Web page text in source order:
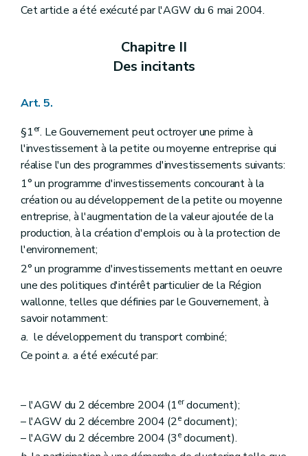
Cet article a été exécuté par l'AGW du 6 mai 2004.
Chapitre II
Des incitants
Art. 5.
§1er. Le Gouvernement peut octroyer une prime à
l'investissement à la petite ou moyenne entreprise qui
réalise l'un des programmes d'investissements suivants:
1° un programme d'investissements concourant à la
création ou au développement de la petite ou moyenne
entreprise, à l'augmentation de la valeur ajoutée de la
production, à la création d'emplois ou à la protection de
l'environnement;
2° un programme d'investissements mettant en oeuvre
une des politiques d'intérêt particulier de la Région
wallonne, telles que définies par le Gouvernement, à
savoir notamment:
a. le développement du transport combiné;
Ce pointa. a été exécuté par:
– l'AGW du 2 décembre 2004 (1erdocument);
– l'AGW du 2 décembre 2004 (2edocument);
– l'AGW du 2 décembre 2004 (3edocument).